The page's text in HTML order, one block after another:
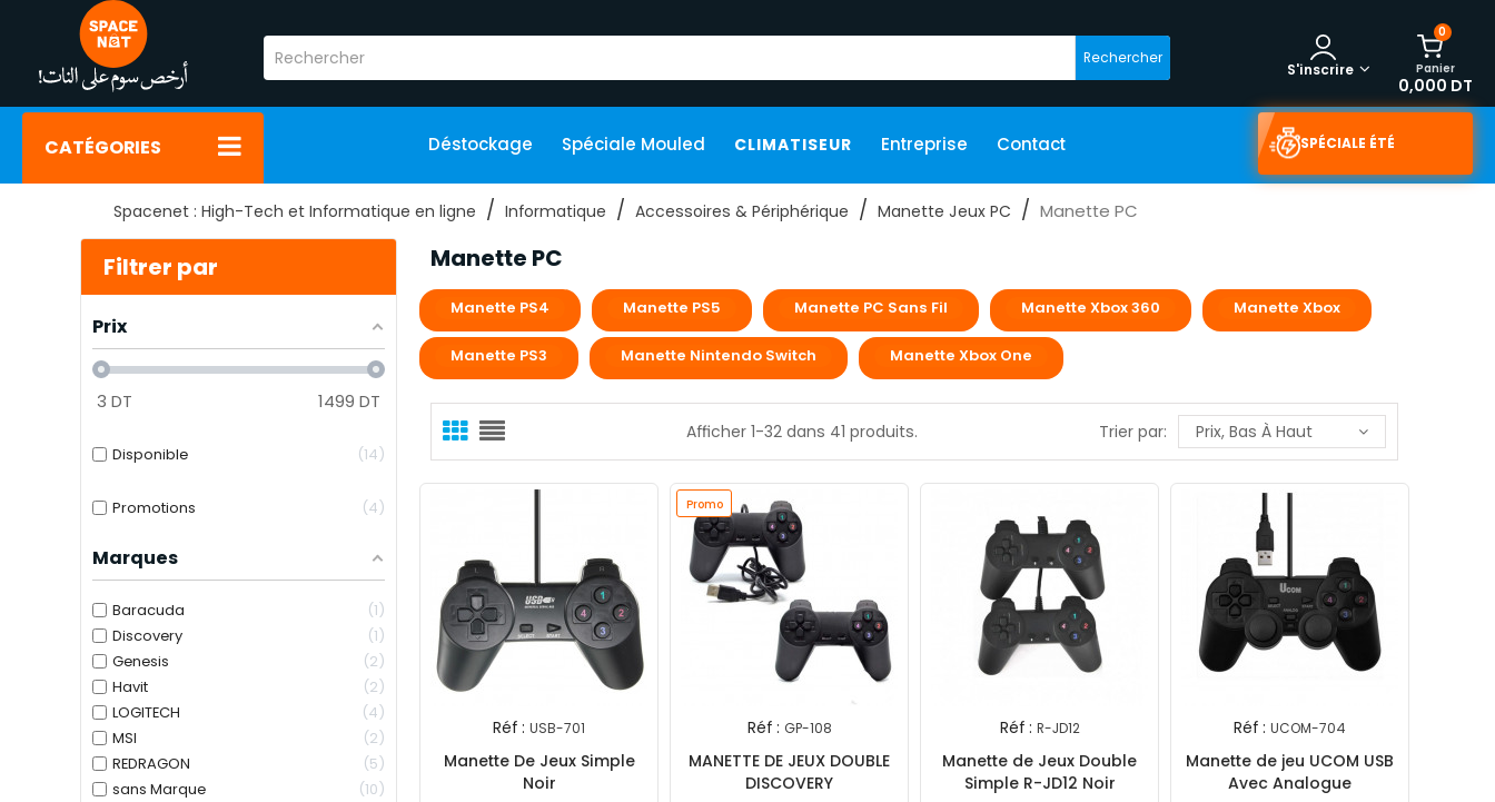
Rechercher
0
Panier
0,000 DT
S'inscrire
CATÉGORIES Déstockage Spéciale Mouled CLIMATISEUR Entreprise Contact SPÉCIALE ÉTÉ
Spacenet : High-Tech et Informatique en ligne Informatique Accessoires & Périphérique Manette Jeux PC Manette PC
Filtrer par
Prix
3 DT 1499 DT
Disponible 14
Promotions 4
Marques
Baracuda
1
Discovery
1
Genesis
2
Havit
2
LOGITECH
4
MSI
2
REDRAGON
5
sans Marque
10
Manette PC
Manette PS4 Manette PS5 Manette PC Sans Fil Manette Xbox 360 Manette Xbox
Manette PS3 Manette Nintendo Switch Manette Xbox One
Afficher 1-32 dans 41 produits. Trier par: Prix, Bas À Haut
Réf : USB-701
Manette De Jeux Simple
Noir
Promo
Réf : GP-108
MANETTE DE JEUX DOUBLE
DISCOVERY
Réf : R-JD12
Manette de Jeux Double
Simple R-JD12 Noir
Réf : UCOM-704
Manette de jeu UCOM USB
Avec Analogue